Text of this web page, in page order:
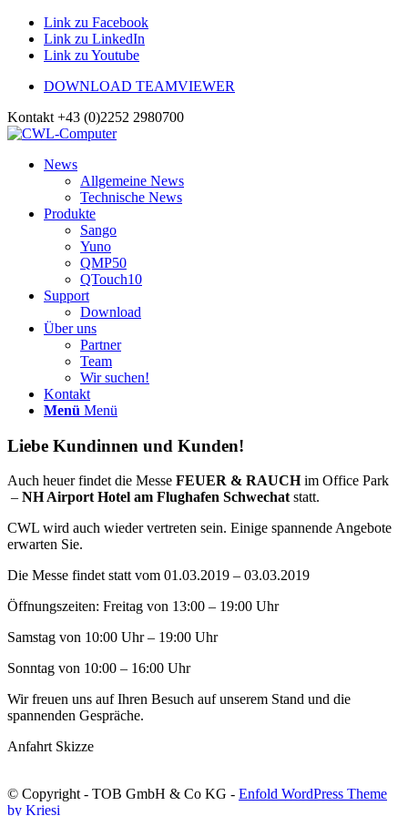
Link zu Facebook
Link zu LinkedIn
Link zu Youtube
DOWNLOAD TEAMVIEWER
Kontakt +43 (0)2252 2980700
News
Allgemeine News
Technische News
Produkte
Sango
Yuno
QMP50
QTouch10
Support
Download
Über uns
Partner
Team
Wir suchen!
Kontakt
Menü Menü
Liebe Kundinnen und Kunden!
Auch heuer findet die Messe FEUER & RAUCHim Office Park
– NH Airport Hotel am Flughafen Schwechatstatt.
CWL wird auch wieder vertreten sein. Einige spannende Angebote
erwarten Sie.
Die Messe findet statt vom 01.03.2019 – 03.03.2019
Öffnungszeiten: Freitag von 13:00 – 19:00 Uhr
Samstag von 10:00 Uhr – 19:00 Uhr
Sonntag von 10:00 – 16:00 Uhr
Wir freuen uns auf Ihren Besuch auf unserem Stand und die
spannenden Gespräche.
Anfahrt Skizze
© Copyright - TOB GmbH & Co KG - Enfold WordPress Theme
by Kriesi